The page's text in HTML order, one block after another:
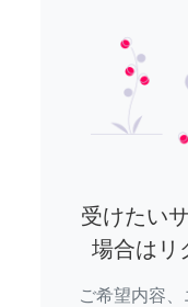
受けたい
場合はリ
ご希望内容